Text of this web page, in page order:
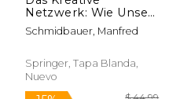
Netzwerk: Wie Unser
Gehirn in Bildern
Spricht (en Alemán)
Schmidbauer, Manfred
Springer, Tapa Blanda,
Nuevo